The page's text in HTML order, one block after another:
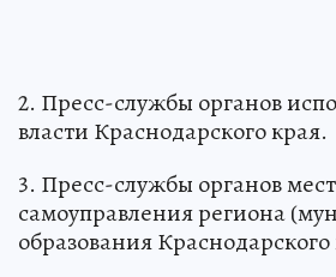
2. Пресс-службы органов
власти Краснодарского края.
3. Пресс-службы органов
самоуправления региона
образования Краснодарского